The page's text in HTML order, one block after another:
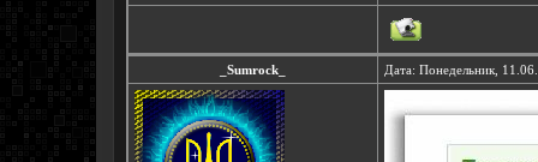
_Sumrock_ Дата: Понедельник,